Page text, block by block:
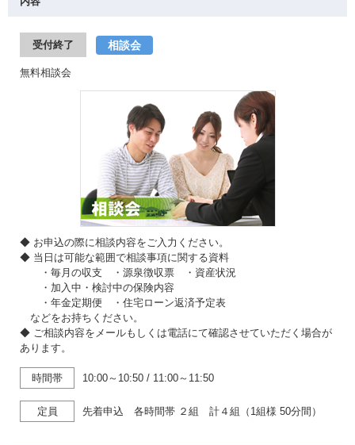
受付終了 相談会
無料相談会
◆ お申込の際に相談内容をご入力ください。
◆ 当日は可能な範囲で相談事項に関する資料
・毎月の収支 ・源泉徴収票 ・資産状況
・加入中・検討中の保険内容
・年金定期便 ・住宅ローン返済予定表
などをお持ちください。
◆ ご相談内容をメールもしくは電話にて確認させていただく場合が
あります。
時間帯 10:00～10:50 / 11:00～11:50
定員 先着申込 各時間帯 ２組 計４組（1組様 50分間）